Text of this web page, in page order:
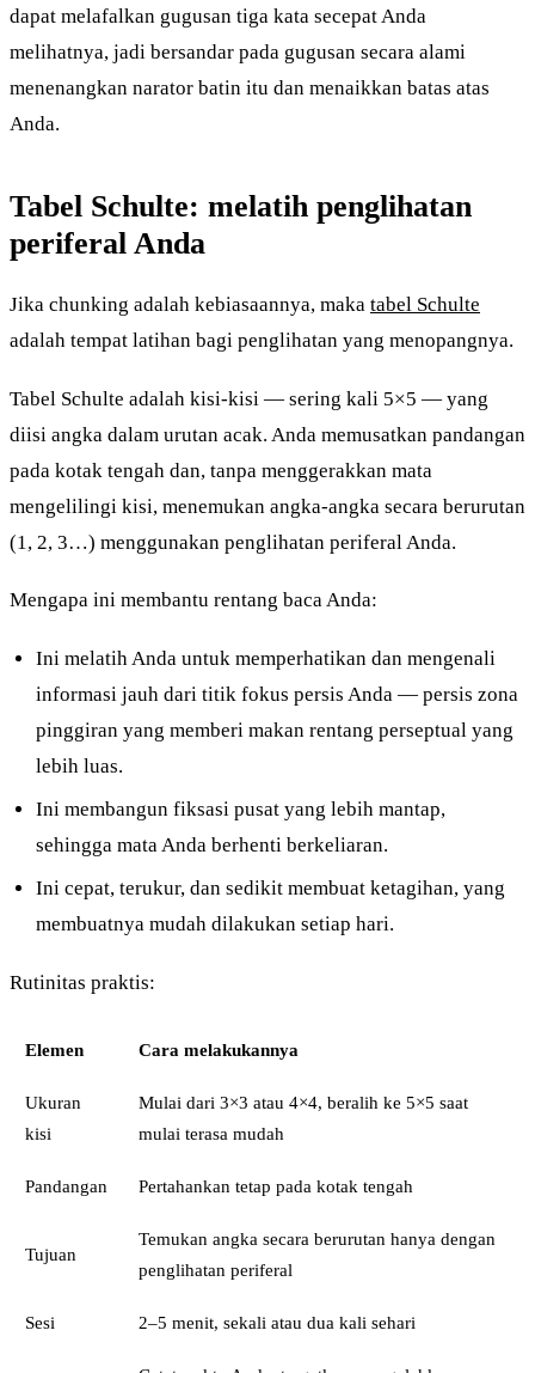
dapat melafalkan gugusan tiga kata secepat Anda
melihatnya, jadi bersandar pada gugusan secara alami
menenangkan narator batin itu dan menaikkan batas atas
Anda.
Tabel Schulte: melatih penglihatan
periferal Anda
Jika chunking adalah kebiasaannya, maka tabel Schulte
adalah tempat latihan bagi penglihatan yang menopangnya.
Tabel Schulte adalah kisi-kisi — sering kali 5×5 — yang
diisi angka dalam urutan acak. Anda memusatkan pandangan
pada kotak tengah dan, tanpa menggerakkan mata
mengelilingi kisi, menemukan angka-angka secara berurutan
(1, 2, 3…) menggunakan penglihatan periferal Anda.
Mengapa ini membantu rentang baca Anda:
Ini melatih Anda untuk memperhatikan dan mengenali
informasi jauh dari titik fokus persis Anda — persis zona
pinggiran yang memberi makan rentang perseptual yang
lebih luas.
Ini membangun fiksasi pusat yang lebih mantap,
sehingga mata Anda berhenti berkeliaran.
Ini cepat, terukur, dan sedikit membuat ketagihan, yang
membuatnya mudah dilakukan setiap hari.
Rutinitas praktis:
Elemen Cara melakukannya
Ukuran
kisi
Mulai dari 3×3 atau 4×4, beralih ke 5×5 saat
mulai terasa mudah
Pandangan Pertahankan tetap pada kotak tengah
Tujuan
Temukan angka secara berurutan hanya dengan
penglihatan periferal
Sesi 2–5 menit, sekali atau dua kali sehari